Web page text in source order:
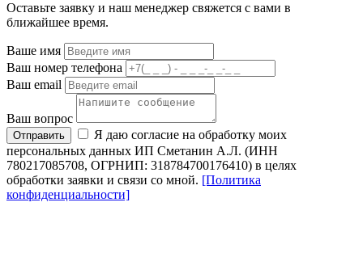
Оставьте заявку и наш менеджер свяжется с вами в
ближайшее время.
Ваше имя
Ваш номер телефона
Ваш email
Ваш вопрос
Отправить
Я даю согласие на обработку моих
персональных данных ИП Сметанин А.Л. (ИНН
780217085708, ОГРНИП: 318784700176410) в целях
обработки заявки и связи со мной. [Политика
конфиденциальности]